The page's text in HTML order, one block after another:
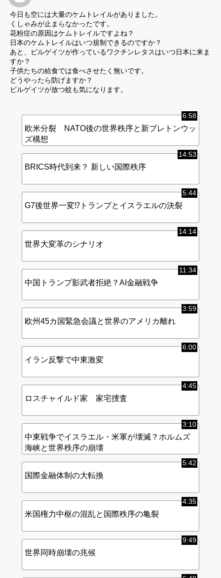
今日も空には大量のケムトレイルがありました。
くしゃみが止まらなかったです。
花粉症の原因はケムトレイルですよね？
日本のケムトレイルはいつ規制できるのですか？
あと、ビルゲイツが作っているワクチンレタスはいつ日本に来ま
すか？
子供たちの給食では食べさせたく無いです。
どうやったら防げますか？
ビルゲイツが放つ蚊も気になります。
6:58
欧米分裂 NATO後の世界秩序と新ブレトンウッ
ズ構想
14:53
BRICS時代到来？ 新しい国際秩序
5:44
G7後世界一変⁉︎トランプとイスラエルの決裂
14:14
世界大変革のシナリオ
11:34
中国トランプ影武者拒絶？AI金融戦争
3:59
欧州45カ国緊急会議と世界のアメリカ離れ
6:00
イラン反撃で中東激変
4:45
ロスチャイルド家 家宅捜査
3:10
中東戦争でイスラエル・米軍が壊滅？ホルムズ
海峡と世界秩序の崩壊
5:42
国際金融体制の大転換
4:35
米国権力中枢の混乱と国際秩序の亀裂
9:49
世界同時崩壊の兆候